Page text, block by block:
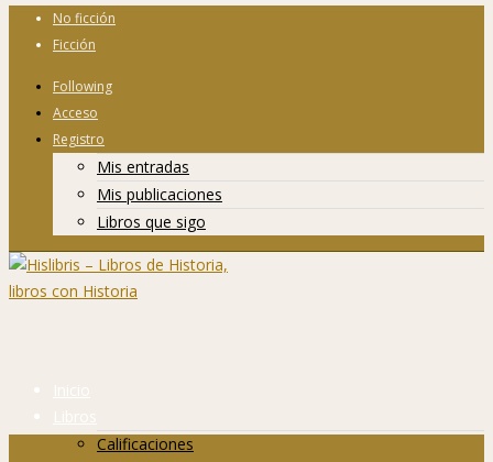
No ficción
Ficción
Following
Acceso
Registro
Mis entradas
Mis publicaciones
Libros que sigo
Inicio
Libros
Calificaciones